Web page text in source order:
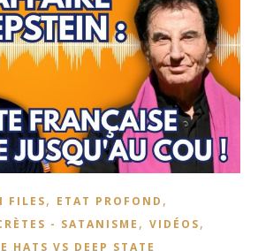
FILES, ETAT PROFOND ,
- SATANISME , VIDÉOS,
HATS VS DEEP STATE